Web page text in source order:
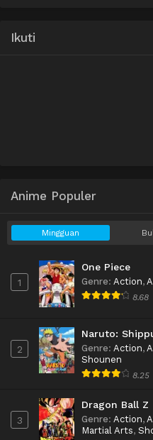
Ikuti
Anime Populer
Mingguan
1
One Piece
Genre: Action,
8.68
2
Naruto:
Genre: Action,
Shounen
8.25
3
Dragon Ball Z
Genre: Action,
Martial Arts,